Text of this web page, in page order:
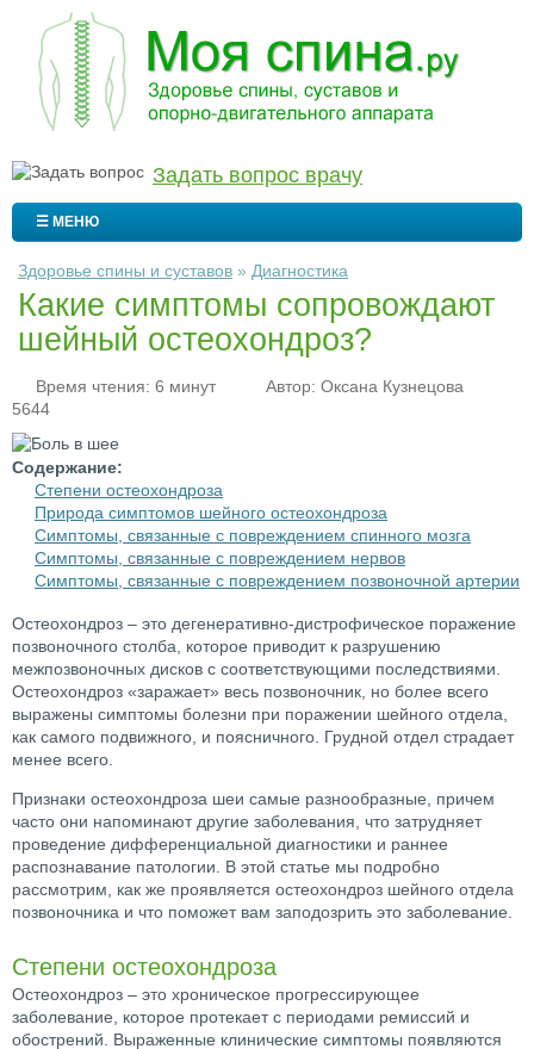
Задать вопрос врачу
☰ МЕНЮ
Здоровье спины и суставов » Диагностика
Какие симптомы сопровождают
шейный остеохондроз?
Время чтения: 6 минут Автор: Оксана Кузнецова
5644
Содержание:
Степени остеохондроза
Природа симптомов шейного остеохондроза
Симптомы, связанные с повреждением спинного мозга
Симптомы, связанные с повреждением нервов
Симптомы, связанные с повреждением позвоночной артерии
Остеохондроз – это дегенеративно-дистрофическое поражение
позвоночного столба, которое приводит к разрушению
межпозвоночных дисков с соответствующими последствиями.
Остеохондроз «заражает» весь позвоночник, но более всего
выражены симптомы болезни при поражении шейного отдела,
как самого подвижного, и поясничного. Грудной отдел страдает
менее всего.
Признаки остеохондроза шеи самые разнообразные, причем
часто они напоминают другие заболевания, что затрудняет
проведение дифференциальной диагностики и раннее
распознавание патологии. В этой статье мы подробно
рассмотрим, как же проявляется остеохондроз шейного отдела
позвоночника и что поможет вам заподозрить это заболевание.
Степени остеохондроза
Остеохондроз – это хроническое прогрессирующее
заболевание, которое протекает с периодами ремиссий и
обострений. Выраженные клинические симптомы появляются